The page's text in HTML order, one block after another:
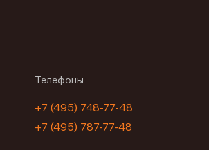
Телефоны
+7 (495) 748-77-48
+7 (495) 787-77-48